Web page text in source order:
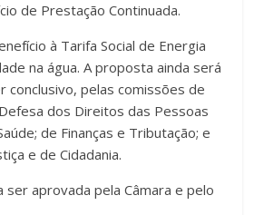
de Prestação Continuada.
à Tarifa Social de Energia
na água. A proposta ainda será
conclusivo, pelas comissões de
dos Direitos das Pessoas
de Finanças e Tributação; e
e de Cidadania.
ser aprovada pela Câmara e pelo